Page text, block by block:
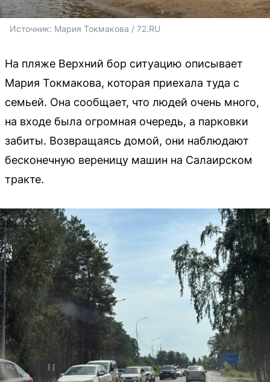
Источник: Мария Токмакова / 72.RU
На пляже Верхний бор ситуацию описывает
Мария Токмакова, которая приехала туда с
семьей. Она сообщает, что людей очень много,
на входе была огромная очередь, а парковки
забиты. Возвращаясь домой, они наблюдают
бесконечную вереницу машин на Салаирском
тракте.